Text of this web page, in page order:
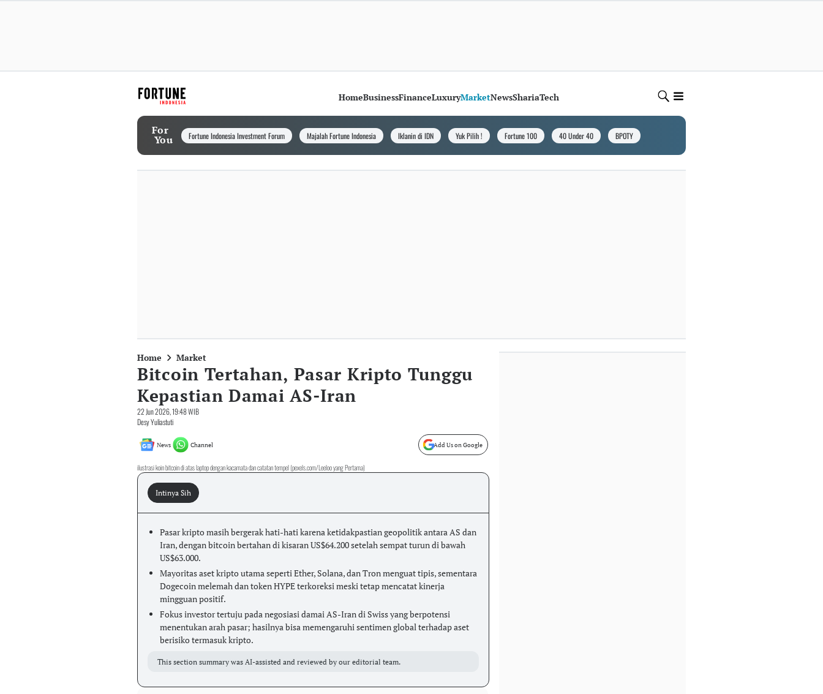
HomeBusinessFinanceLuxuryMarketNewsShariaTech
For
You Fortune Indonesia Investment Forum Majalah Fortune Indonesia Iklanin di IDN Yuk Pilih ! Fortune 100 40 Under 40 BPOTY
Home Market
Bitcoin Tertahan, Pasar Kripto Tunggu
Kepastian Damai AS-Iran
22 Jun 2026, 19:48 WIB
Desy Yuliastuti
News Channel Add Us on Google
ilustrasi koin bitcoin di atas laptop dengan kacamata dan catatan tempel (pexels.com/Leeloo yang Pertama)
Intinya Sih
Pasar kripto masih bergerak hati-hati karena ketidakpastian geopolitik antara AS dan
Iran, dengan bitcoin bertahan di kisaran US$64.200 setelah sempat turun di bawah
US$63.000.
Mayoritas aset kripto utama seperti Ether, Solana, dan Tron menguat tipis, sementara
Dogecoin melemah dan token HYPE terkoreksi meski tetap mencatat kinerja
mingguan positif.
Fokus investor tertuju pada negosiasi damai AS-Iran di Swiss yang berpotensi
menentukan arah pasar; hasilnya bisa memengaruhi sentimen global terhadap aset
berisiko termasuk kripto.
This section summary was AI-assisted and reviewed by our editorial team.